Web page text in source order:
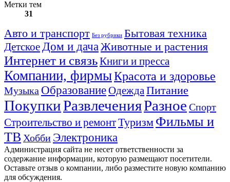
Метки тем
31
Авто и транспорт Без рубрики Бытовая техника
Детское Дом и дача Животные и растения
Интернет и связьКниги и пресса
Компании, фирмыКрасота и здоровье
Музыка ОбразованиеОдеждаПитание
ПокупкиРазвлеченияРазное Спорт
Строительство и ремонтТуризм Фильмы и
ТВ Хобби Электроника
Администрация сайта не несет ответственности за
содержание информации, которую размещают посетители.
Оставьте отзыв о компании, либо разместите новую компанию
для обсуждения.